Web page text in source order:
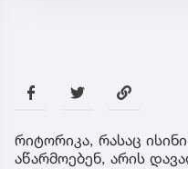
რიტორიკა, რასაც
აწარმოებენ, არის